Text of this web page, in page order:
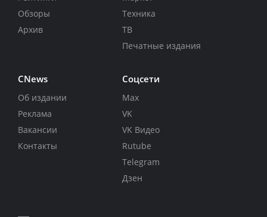
Обзоры
Архив
Техника
ТВ
Печатные издания
CNews
Об издании
Реклама
Вакансии
Контакты
Соцсети
Max
VK
VK Видео
Rutube
Telegram
Дзен